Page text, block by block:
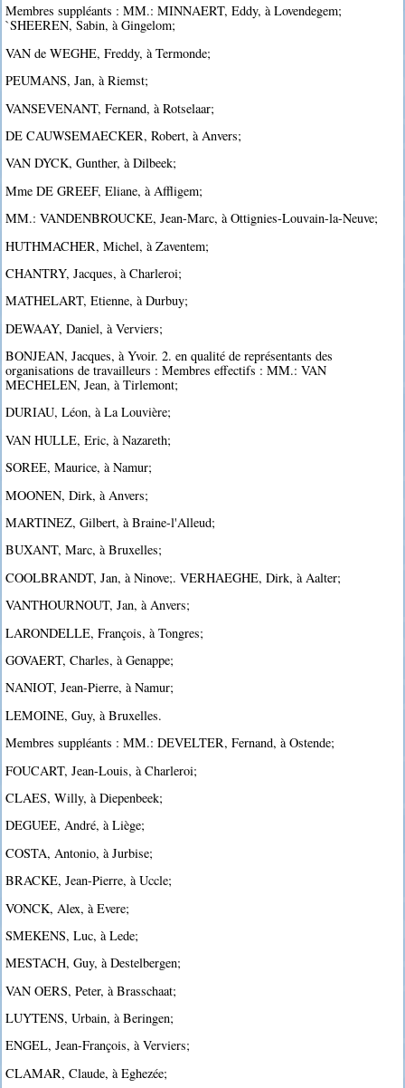
Membres suppléants : MM.: MINNAERT, Eddy, à Lovendegem;
`SHEEREN, Sabin, à Gingelom;
VAN de WEGHE, Freddy, à Termonde;
PEUMANS, Jan, à Riemst;
VANSEVENANT, Fernand, à Rotselaar;
DE CAUWSEMAECKER, Robert, à Anvers;
VAN DYCK, Gunther, à Dilbeek;
Mme DE GREEF, Eliane, à Affligem;
MM.: VANDENBROUCKE, Jean-Marc, à Ottignies-Louvain-la-Neuve;
HUTHMACHER, Michel, à Zaventem;
CHANTRY, Jacques, à Charleroi;
MATHELART, Etienne, à Durbuy;
DEWAAY, Daniel, à Verviers;
BONJEAN, Jacques, à Yvoir. 2. en qualité de représentants des
organisations de travailleurs : Membres effectifs : MM.: VAN
MECHELEN, Jean, à Tirlemont;
DURIAU, Léon, à La Louvière;
VAN HULLE, Eric, à Nazareth;
SOREE, Maurice, à Namur;
MOONEN, Dirk, à Anvers;
MARTINEZ, Gilbert, à Braine-l'Alleud;
BUXANT, Marc, à Bruxelles;
COOLBRANDT, Jan, à Ninove;. VERHAEGHE, Dirk, à Aalter;
VANTHOURNOUT, Jan, à Anvers;
LARONDELLE, François, à Tongres;
GOVAERT, Charles, à Genappe;
NANIOT, Jean-Pierre, à Namur;
LEMOINE, Guy, à Bruxelles.
Membres suppléants : MM.: DEVELTER, Fernand, à Ostende;
FOUCART, Jean-Louis, à Charleroi;
CLAES, Willy, à Diepenbeek;
DEGUEE, André, à Liège;
COSTA, Antonio, à Jurbise;
BRACKE, Jean-Pierre, à Uccle;
VONCK, Alex, à Evere;
SMEKENS, Luc, à Lede;
MESTACH, Guy, à Destelbergen;
VAN OERS, Peter, à Brasschaat;
LUYTENS, Urbain, à Beringen;
ENGEL, Jean-François, à Verviers;
CLAMAR, Claude, à Eghezée;